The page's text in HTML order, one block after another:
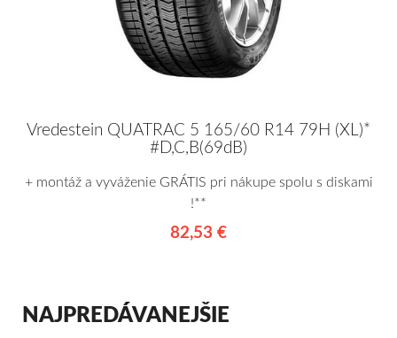
Vredestein QUATRAC 5 165/60 R14 79H (XL)*
#D,C,B(69dB)
+ montáž a vyváženie GRÁTIS pri nákupe spolu s diskami
!**
82,53 €
NAJPREDÁVANEJŠIE